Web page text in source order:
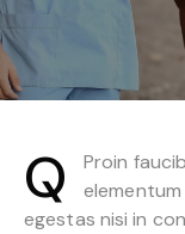
Q
Proin
egestas nisi in